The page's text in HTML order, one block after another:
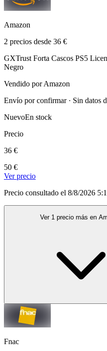
Amazon
2 precios desde 36 €
GXTrust Forta Cascos PS5
Negro
Vendido por Amazon
Envío por confirmar · Sin datos
NuevoEn stock
Precio
36 €
50 €
Ver precio
Precio consultado el 8/8/2026
Ver 1 precio más en
Fnac